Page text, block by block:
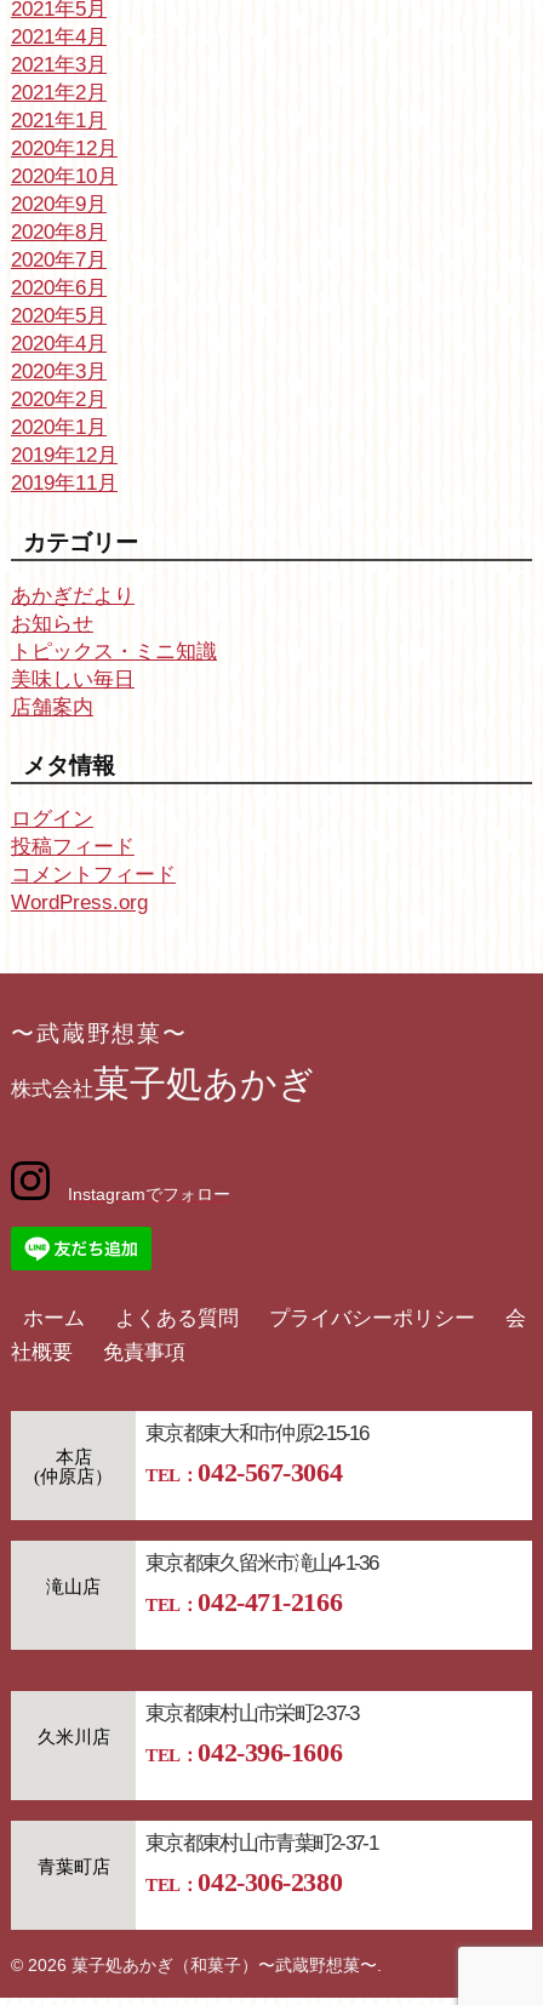
2021年5月
2021年4月
2021年3月
2021年2月
2021年1月
2020年12月
2020年10月
2020年9月
2020年8月
2020年7月
2020年6月
2020年5月
2020年4月
2020年3月
2020年2月
2020年1月
2019年12月
2019年11月
カテゴリー
あかぎだより
お知らせ
トピックス・ミニ知識
美味しい毎日
店舗案内
メタ情報
ログイン
投稿フィード
コメントフィード
WordPress.org
〜武蔵野想菓〜
株式会社菓子処あかぎ
Instagramでフォロー
ホーム よくある質問 プライバシーポリシー
会
社概要
免責事項
本店
東京都東大和市仲原2-15-16
TEL：042-567-3064
滝山店
東京都東久留米市滝山4-1-36
TEL：042-471-2166
久米川店
東京都東村山市栄町2-37-3
TEL：042-396-1606
青葉町店
東京都東村山市青葉町2-37-1
TEL：042-306-2380
© 2026 菓子処あかぎ（和菓子）〜武蔵野想菓〜.